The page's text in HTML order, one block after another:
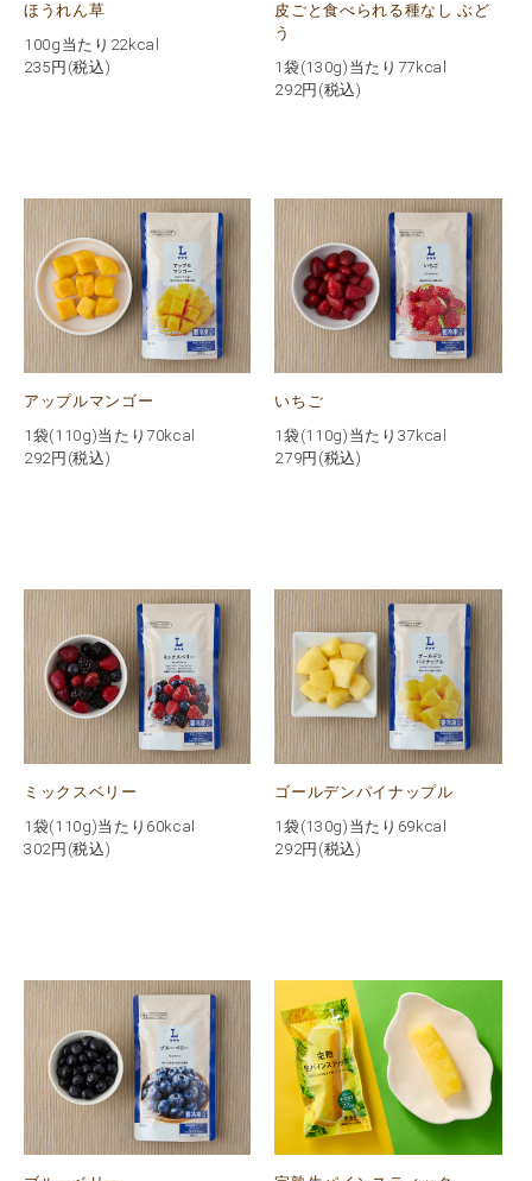
ほうれん草
100g当たり22kcal
235 円(税込)
皮ごと食べられる種なし ぶど
う
1袋(130g)当たり77kcal
292円(税込)
アップルマンゴー
1袋(110g)当たり70kcal
292円(税込)
いちご
1袋(110g)当たり37kcal
279円(税込)
ミックスベリー
1袋(110g)当たり60kcal
302円(税込)
ゴールデンパイナップル
1袋(130g)当たり69kcal
292円(税込)